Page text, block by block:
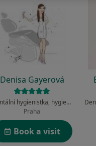
Denisa Gayerová
Dentální hygienistka, hygienista
Praha
Book a visit